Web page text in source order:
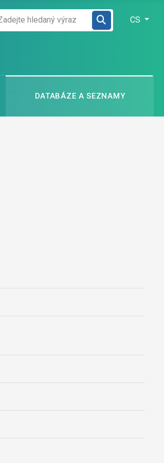
CS
DATABÁZE A SEZNAMY